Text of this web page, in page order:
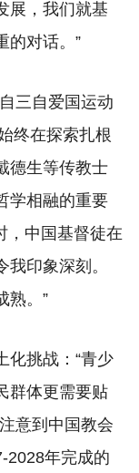
展，我们就基
的对话。”
三自爱国运动
终在探索扎根
德生等传教士
学相融的重要
，中国基督徒在
印象深刻。
熟。”
化挑战：“青少
群体更需要贴
意到中国教会
2028年完成的